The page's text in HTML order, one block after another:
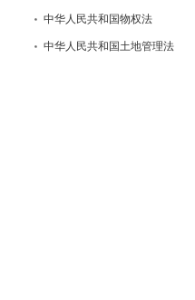
中华人民共和国物权法
中华人民共和国土地管理法